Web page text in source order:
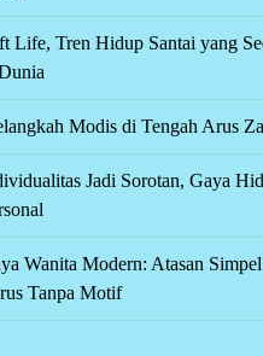
Life, Tren Hidup Santai yang
Modis di Tengah Arus
Jadi Sorotan, Gaya
Wanita Modern: Atasan
Tanpa Motif